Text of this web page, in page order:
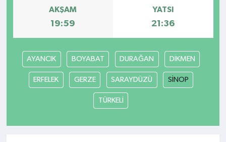
AKŞAM
19:59
YATSI
21:36
AYANCIK BOYABAT DURAĞAN DİKMEN
ERFELEK GERZE SARAYDÜZÜ SİNOP
TÜRKELİ